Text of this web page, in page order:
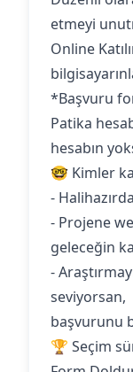
etmeyi
Online
*Başvuru
Patika
hesabın
🤓 Kimler
-
- Projene
geleceğin
-
seviyorsan,
başvurunu
🏆 Seçim